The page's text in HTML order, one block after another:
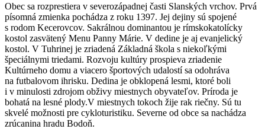
Obec sa rozprestiera v severozápadnej časti Slanských vrchov. Prvá
písomná zmienka pochádza z roku 1397. Jej dejiny sú spojené
s rodom Kecerovcov. Sakrálnou dominantou je rímskokatolícky
kostol zasvätený Menu Panny Márie. V dedine je aj evanjelický
kostol. V Tuhrinej je zriadená Základná škola s niekoľkými
špeciálnymi triedami. Rozvoju kultúry prospieva zriadenie
Kultúrneho domu a viacero športových udalostí sa odohráva
na futbalovom ihrisku. Dedina je obklopená lesmi, ktoré boli
i v minulosti zdrojom obživy miestnych obyvateľov. Príroda je
bohatá na lesné plody.V miestnych tokoch žije rak riečny. Sú tu
skvelé možnosti pre cykloturistiku. Severne od obce sa nachádza
zrúcanina hradu Bodoň.